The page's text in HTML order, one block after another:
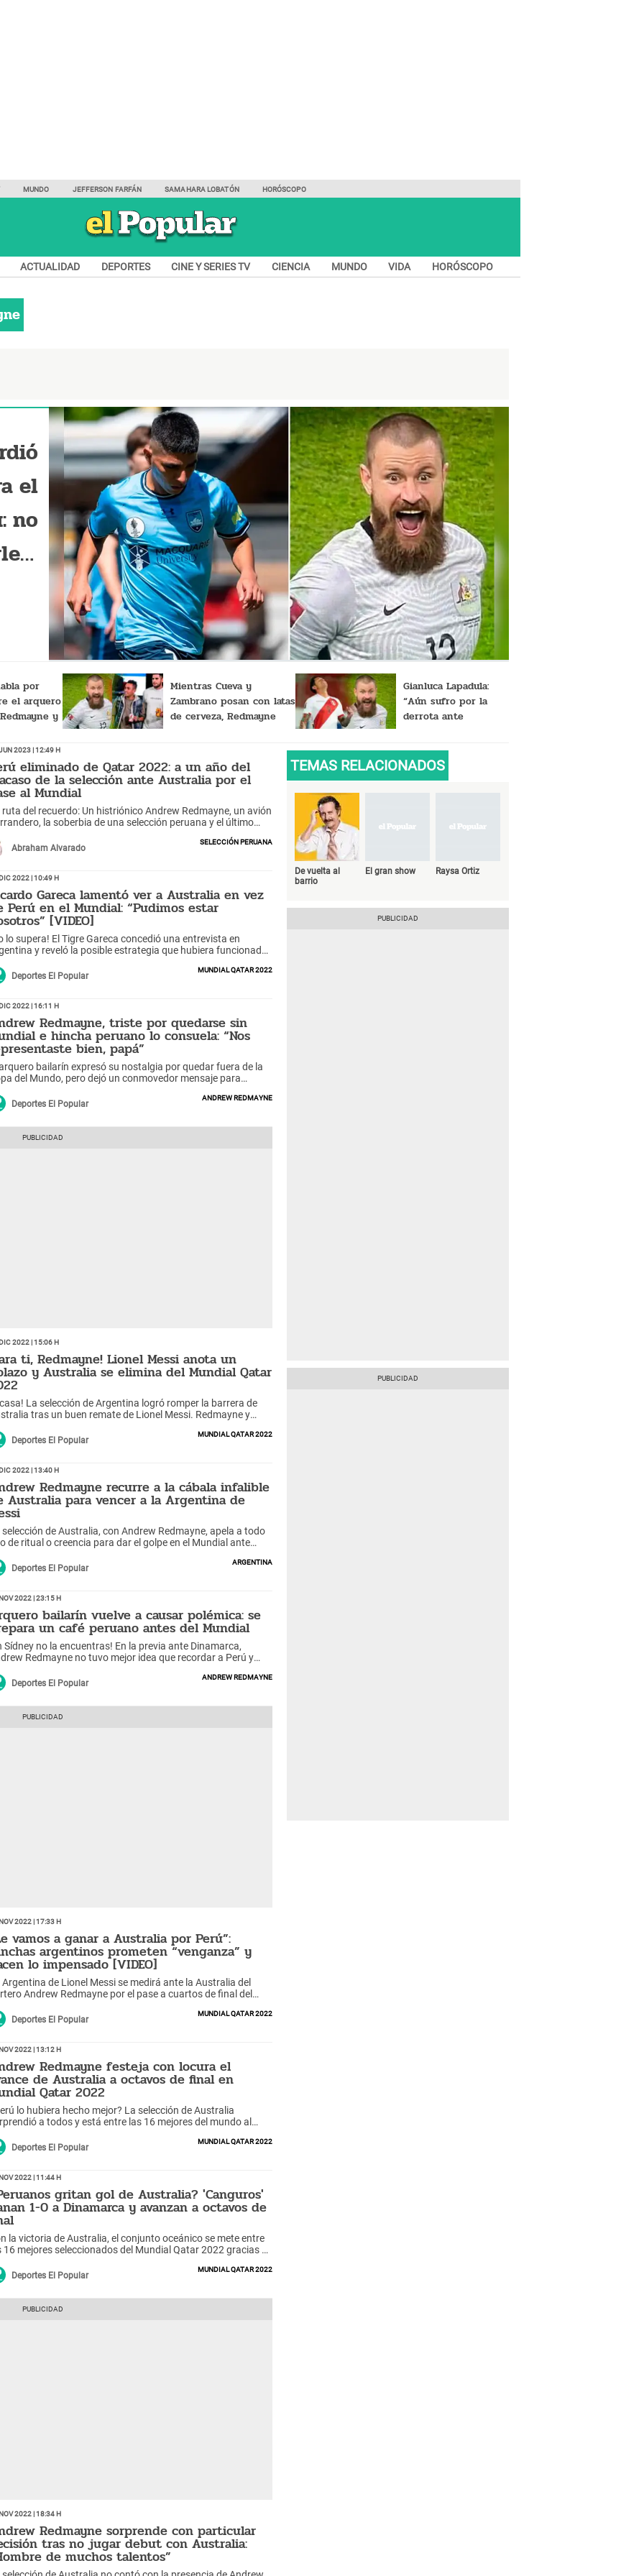
MUNDO JEFFERSON FARFÁN SAMAHARA LOBATÓN HORÓSCOPO
ACTUALIDAD DEPORTES CINE Y SERIES TV CIENCIA MUNDO VIDA HORÓSCOPO
el
no
a
por
el arquero
y
Mientras Cueva y
Zambrano posan con latas
de cerveza, Redmayne
Gianluca Lapadula:
“Aún sufro por la
derrota ante
2023 | 12:49 h
eliminado de Qatar 2022: a un año del
de la selección ante Australia por el
al Mundial
ruta del recuerdo: Un histriónico Andrew Redmayne, un avión
la soberbia de una selección peruana y el último
vivió hace un año.
Abraham Alvarado
Selección Peruana
2022 | 10:49 h
Gareca lamentó ver a Australia en vez
Perú en el Mundial: “Pudimos estar
[VIDEO]
lo supera! El Tigre Gareca concedió una entrevista en
y reveló la posible estrategia que hubiera funcionado
Deportes El Popular
Mundial Qatar 2022
2022 | 16:11 h
Redmayne, triste por quedarse sin
e hincha peruano lo consuela: “Nos
bien, papá”
bailarín expresó su nostalgia por quedar fuera de la
del Mundo, pero dejó un conmovedor mensaje para
y le dejaron muestras de apoyo.
Deportes El Popular
Andrew Redmayne
2022 | 15:06 h
ti, Redmayne! Lionel Messi anota un
y Australia se elimina del Mundial Qatar
casa! La selección de Argentina logró romper la barrera de
tras un buen remate de Lionel Messi. Redmayne y
Deportes El Popular
Mundial Qatar 2022
2022 | 13:40 h
Redmayne recurre a la cábala infalible
Australia para vencer a la Argentina de
selección de Australia, con Andrew Redmayne, apela a todo
de ritual o creencia para dar el golpe en el Mundial ante
Deportes El Popular
Argentina
2022 | 23:15 h
bailarín vuelve a causar polémica: se
un café peruano antes del Mundial
Sídney no la encuentras! En la previa ante Dinamarca,
Redmayne no tuvo mejor idea que recordar a Perú y
Deportes El Popular
Andrew Redmayne
2022 | 17:33 h
vamos a ganar a Australia por Perú”:
argentinos prometen “venganza” y
lo impensado [VIDEO]
Argentina de Lionel Messi se medirá ante la Australia del
Andrew Redmayne por el pase a cuartos de final del
Deportes El Popular
Mundial Qatar 2022
2022 | 13:12 h
Redmayne festeja con locura el
de Australia a octavos de final en
Qatar 2022
lo hubiera hecho mejor? La selección de Australia
a todos y está entre las 16 mejores del mundo al
D. Y el arquero bailarín festejó con todo.
Deportes El Popular
Mundial Qatar 2022
2022 | 11:44 h
gritan gol de Australia? 'Canguros'
1-0 a Dinamarca y avanzan a octavos de
la victoria de Australia, el conjunto oceánico se mete entre
16 mejores seleccionados del Mundial Qatar 2022 gracias al
Deportes El Popular
Mundial Qatar 2022
2022 | 18:34 h
Redmayne sorprende con particular
tras no jugar debut con Australia:
de muchos talentos”
TEMAS RELACIONADOS
De vuelta al
barrio
El gran show Raysa Ortiz